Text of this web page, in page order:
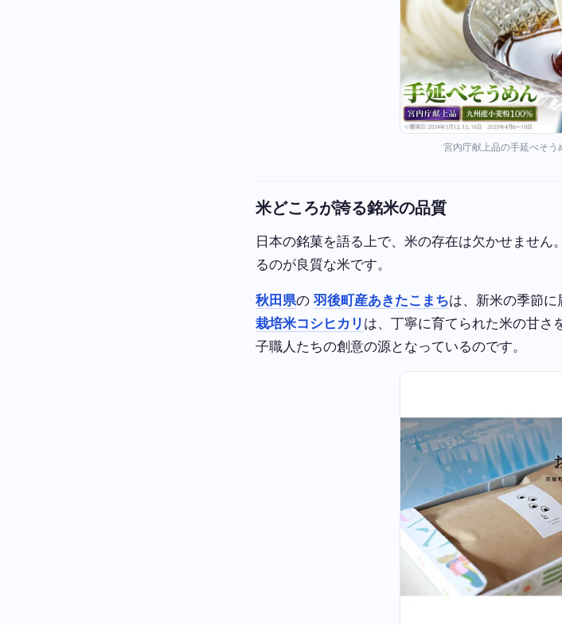
宮内庁献上品の手延べそ
米どころが誇る銘米の品質
日本の銘菓を語る上で、米の存在は欠かせませ
るのが良質な米です。
秋田県の羽後町産あきたこまちは、新米の季節
栽培米コシヒカリ は、丁寧に育てられた米の甘さ
子職人たちの創意の源となっているのです。